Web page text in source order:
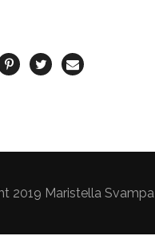
2019 Maristella Svampa